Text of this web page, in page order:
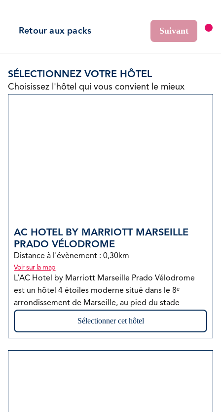
Suivant
Retour aux packs
SÉLECTIONNEZ VOTRE HÔTEL
Choisissez l'hôtel qui vous convient le mieux
Distance à l'évènement : 0,30km
Voir sur la map
AC HOTEL BY MARRIOTT MARSEILLE
PRADO VÉLODROME
L’AC Hotel by Marriott Marseille Prado Vélodrome
est un hôtel 4 étoiles moderne situé dans le 8ᵉ
arrondissement de Marseille, au pied du stade
Orange Vélodrome et à proximité du Parc Chanot et
des plages du Prado.
Il dispose de 125 chambres élégantes et insonorisées,
dotées du Wi-Fi gratuit, d’une literie confortable et
Sélectionner cet hôtel